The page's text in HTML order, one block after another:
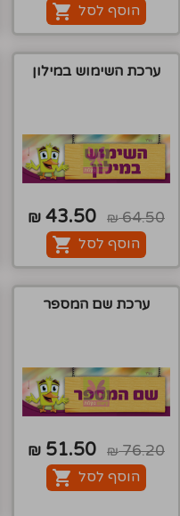
הוסף לסל
ערכת השימוש במילון
64.50
₪
43.50
₪
הוסף לסל
ערכת שם המספר
76.20
₪
51.50
₪
הוסף לסל